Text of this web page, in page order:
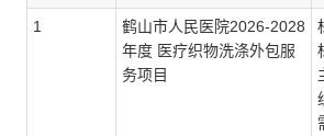
1
鹤山市人民医院2026-2028
年度 医疗织物洗涤外包服
务项目